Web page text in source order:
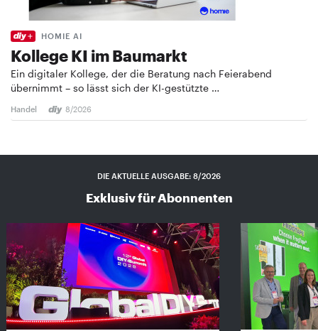
HOMIE AI
Kollege KI im Baumarkt
Ein digitaler Kollege, der die Beratung nach Feierabend
übernimmt – so lässt sich der KI-gestützte …
Handel 8/2026
DIE AKTUELLE AUSGABE: 8/2026
Exklusiv für Abonnenten